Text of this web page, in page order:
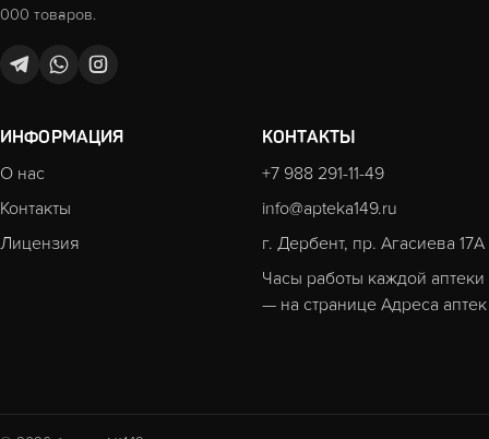
000 товаров.
ИНФОРМАЦИЯ
О нас
Контакты
Лицензия
КОНТАКТЫ
+7 988 291-11-49
info@apteka149.ru
г. Дербент, пр. Агасиева 17А
Часы работы каждой аптеки
— на странице Адреса аптек